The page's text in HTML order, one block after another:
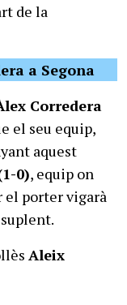
de la
a Segona
Corredera
el seu equip,
aquest
0), equip on
el porter vigarà
Aleix